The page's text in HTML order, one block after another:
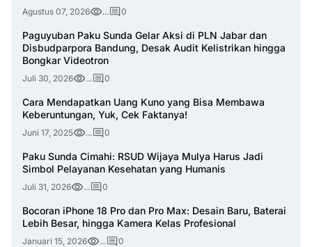
Agustus 07, 2026 ... 0
Paguyuban Paku Sunda Gelar Aksi di PLN Jabar dan
Disbudparpora Bandung, Desak Audit Kelistrikan hingga
Bongkar Videotron
Juli 30, 2026 ... 0
Cara Mendapatkan Uang Kuno yang Bisa Membawa
Keberuntungan, Yuk, Cek Faktanya!
Juni 17, 2025 ... 0
Paku Sunda Cimahi: RSUD Wijaya Mulya Harus Jadi
Simbol Pelayanan Kesehatan yang Humanis
Juli 31, 2026 ... 0
Bocoran iPhone 18 Pro dan Pro Max: Desain Baru, Baterai
Lebih Besar, hingga Kamera Kelas Profesional
Januari 15, 2026 ... 0